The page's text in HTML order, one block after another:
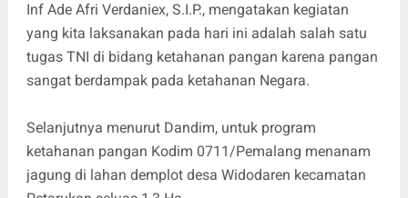
Inf Ade Afri Verdaniex, S.I.P., mengatakan kegiatan
yang kita laksanakan pada hari ini adalah salah satu
tugas TNI di bidang ketahanan pangan karena pangan
sangat berdampak pada ketahanan Negara.
Selanjutnya menurut Dandim, untuk program
ketahanan pangan Kodim 0711/Pemalang menanam
jagung di lahan demplot desa Widodaren kecamatan